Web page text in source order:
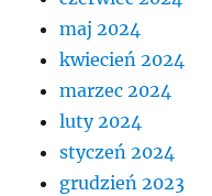
maj 2024
kwiecień 2024
marzec 2024
luty 2024
styczeń 2024
grudzień 2023